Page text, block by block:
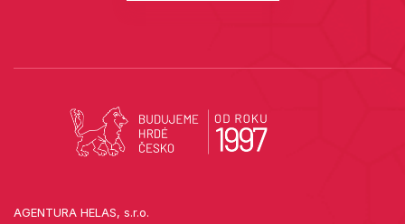
AGENTURA HELAS, s.r.o.